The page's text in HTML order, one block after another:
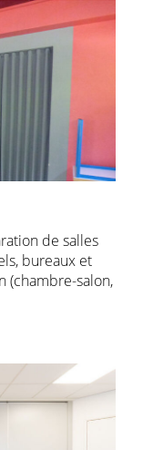
de salles
bureaux et
(chambre-salon,